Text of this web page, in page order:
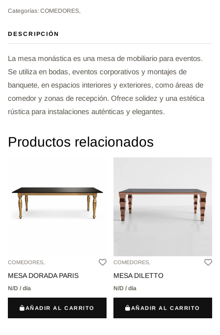
Categorías: COMEDORES,
DESCRIPCIÓN
La mesa monástica es una mesa de mobiliario para eventos.
Se utiliza en bodas, eventos corporativos y montajes de
banquete, en espacios interiores y exteriores, como áreas de
comedor y zonas de recepción. Ofrece solidez y una estética
rústica para instalaciones auténticas y elegantes.
Productos relacionados
COMEDORES,
MESA DORADA PARIS
N/D / día
AÑADIR AL CARRITO
COMEDORES,
MESA DILETTO
N/D / día
AÑADIR AL CARRITO